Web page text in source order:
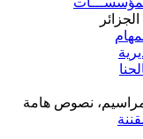
مراسيم، نصوص هامة